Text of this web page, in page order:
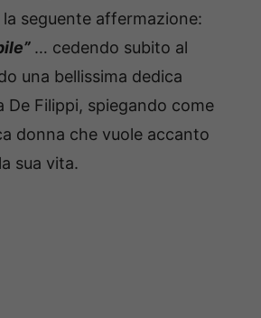
seguente affermazione:
… cedendo subito al
una bellissima dedica
De Filippi, spiegando come
donna che vuole accanto
sua vita.